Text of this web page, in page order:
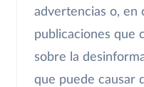
advertencias o, en
publicaciones que
sobre la
que puede causar